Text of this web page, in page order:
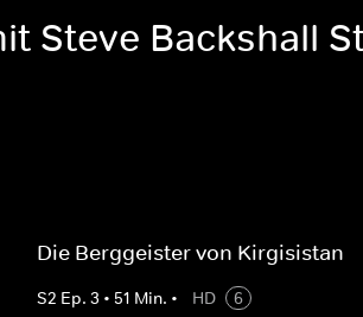
Steve Backshall
Die Berggeister von Kirgisistan
S2 Ep. 3 • 51 Min. • HD
6